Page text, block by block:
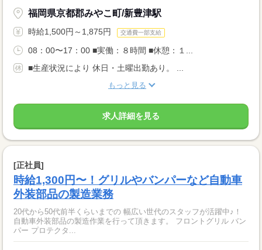
福岡県京都郡みやこ町/新豊津駅
時給1,500円～1,875円 交通費一部支給
08：00〜17：00 ■実働：８時間 ■休憩：１...
■生産状況により 休日・土曜出勤あり。 ...
もっと見る
求人詳細を見る
[正社員]
時給1,300円〜！グリルやバンパーなど自動車
外装部品の製造業務
20代から50代前半くらいまでの 幅広い世代のスタッフが活躍中♪！
自動車外装部品の製造作業を行って頂きます。 フロントグリル バン
パー プロテクタ...